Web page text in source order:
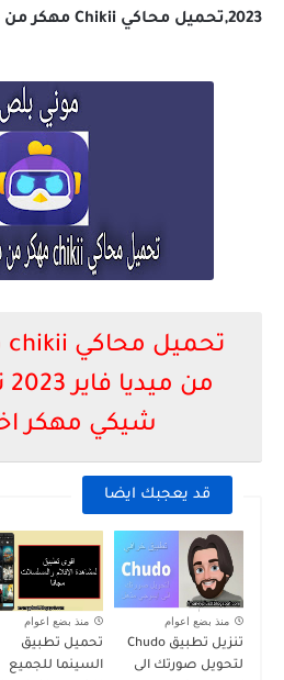
2023,تحميل محاكي Chikii مهكر من ميديا فاير,
شيكي مهكر
قد يعجبك ايضا
منذ بضع اعوام
تنزيل تطبيق Chudo
لتحويل صورتك الى
منذ بضع اعوام
تحميل تطبيق
السينما للجميع